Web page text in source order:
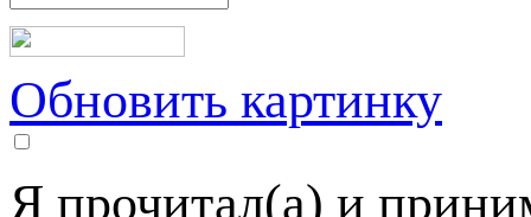
Обновить картинку
Я прочитал(а) и